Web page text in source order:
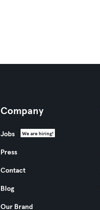
Company
Jobs We are hiring!
Press
Contact
Blog
Our Brand